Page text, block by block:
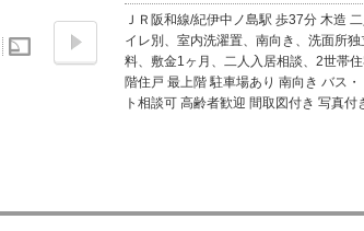
ＪＲ阪和線/紀伊中ノ島駅 歩37分 木造
イレ別、室内洗濯置、南向き、洗面所
料、敷金1ヶ月、二人入居相談、2世帯
階住戸 最上階 駐車場あり 南向き バス
ト相談可 高齢者歓迎 間取図付き 写真